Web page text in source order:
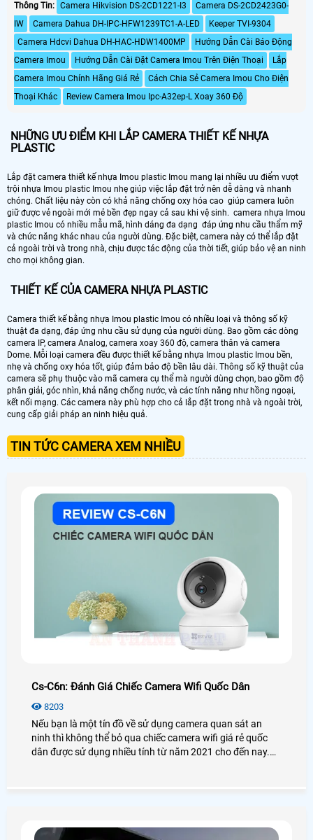
Thông Tin: Camera Hikvision DS-2CD1221-I3
Camera DS-2CD2423G0-
IW
Camera Dahua DH-IPC-HFW1239TC1-A-LED
Keeper TVI-9304
Camera Hdcvi Dahua DH-HAC-HDW1400MP
Hướng Dẫn Cài Báo Động
Camera Imou
Hướng Dẫn Cài Đặt Camera Imou Trên Điện Thoại
Lắp
Camera Imou Chính Hãng Giá Rẻ
Cách Chia Sẻ Camera Imou Cho Điện
Thoại Khác
Review Camera Imou Ipc-A32ep-L Xoay 360 Độ
NHỮNG ƯU ĐIỂM KHI LẮP CAMERA THIẾT KẾ NHỰA
PLASTIC
Lắp đặt camera thiết kế nhựa Imou plastic Imou mang lại nhiều ưu điểm vượt
trội nhựa Imou plastic Imou nhẹ giúp việc lắp đặt trở nên dễ dàng và nhanh
chóng. Chất liệu này còn có khả năng chống oxy hóa cao giúp camera luôn
giữ được vẻ ngoài mới mẻ bền đẹp ngay cả sau khi vệ sinh. camera nhựa Imou
plastic Imou có nhiều mẫu mã, hình dáng đa dạng đáp ứng nhu cầu thẩm mỹ
và chức năng khác nhau của người dùng. Đặc biệt, camera này có thể lắp đặt
cả ngoài trời và trong nhà, chịu được tác động của thời tiết, giúp bảo vệ an ninh
cho mọi không gian.
THIẾT KẾ CỦA CAMERA NHỰA PLASTIC
Camera thiết kế bằng nhựa Imou plastic Imou có nhiều loại và thông số kỹ
thuật đa dạng, đáp ứng nhu cầu sử dụng của người dùng. Bao gồm các dòng
camera IP, camera Analog, camera xoay 360 độ, camera thân và camera
Dome. Mỗi loại camera đều được thiết kế bằng nhựa Imou plastic Imou bền,
nhẹ và chống oxy hóa tốt, giúp đảm bảo độ bền lâu dài. Thông số kỹ thuật của
camera sẽ phụ thuộc vào mã camera cụ thể mà người dùng chọn, bao gồm độ
phân giải, góc nhìn, khả năng chống nước, và các tính năng như hồng ngoại,
kết nối mạng. Các camera này phù hợp cho cả lắp đặt trong nhà và ngoài trời,
cung cấp giải pháp an ninh hiệu quả.
TIN TỨC CAMERA XEM NHIỀU
Cs-C6n: Đánh Giá Chiếc Camera Wifi Quốc Dân
8203
Nếu bạn là một tín đồ về sử dụng camera quan sát an
ninh thì không thể bỏ qua chiếc camera wifi giá rẻ quốc
dân được sử dụng nhiều tính từ năm 2021 cho đến nay.